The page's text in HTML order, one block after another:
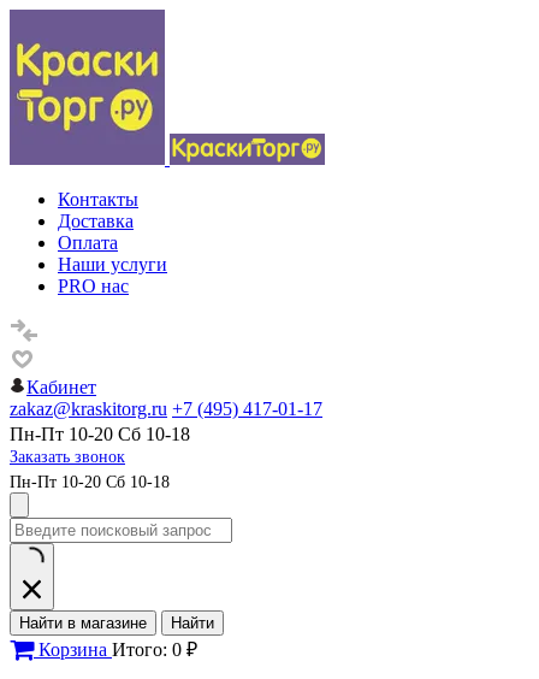
Контакты
Доставка
Оплата
Наши услуги
PRO нас
Кабинет
zakaz@kraskitorg.ru +7 (495) 417-01-17
Пн-Пт 10-20 Сб 10-18
Заказать звонок
Пн-Пт 10-20 Сб 10-18
Найти в магазине Найти
Корзина Итого: 0 ₽